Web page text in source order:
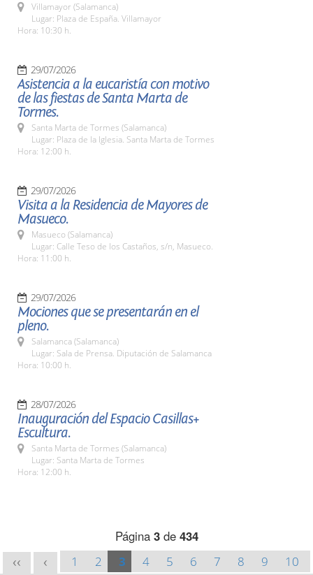
Villamayor (Salamanca)
Lugar: Plaza de España. Villamayor
Hora: 10:30 h.
29/07/2026
Asistencia a la eucaristía con motivo
de las fiestas de Santa Marta de
Tormes.
Santa Marta de Tormes (Salamanca)
Lugar: Plaza de la Iglesia. Santa Marta de Tormes
Hora: 12:00 h.
29/07/2026
Visita a la Residencia de Mayores de
Masueco.
Masueco (Salamanca)
Lugar: Calle Teso de los Castaños, s/n, Masueco.
Hora: 11:00 h.
29/07/2026
Mociones que se presentarán en el
pleno.
Salamanca (Salamanca)
Lugar: Sala de Prensa. Diputación de Salamanca
Hora: 10:00 h.
28/07/2026
Inauguración del Espacio Casillas+
Escultura.
Santa Marta de Tormes (Salamanca)
Lugar: Santa Marta de Tormes
Hora: 12:00 h.
Página 3de 434
<< < 1 2 3 4 5 6 7 8 9
10